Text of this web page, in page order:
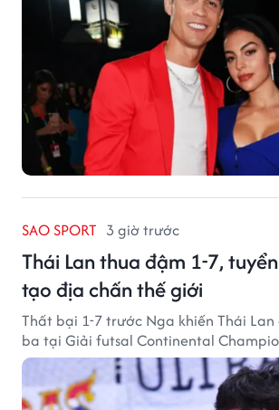
SAO SPORT 3 giờ trước
Thái Lan thua đậm 1-7,
tạo địa chấn thế giới
Thất bại 1-7 trước Nga khiến Thái Lan
ba tại Giải futsal Continental